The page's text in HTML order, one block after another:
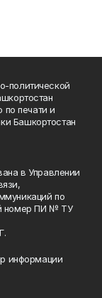
политической
по печати и
Башкортостан
в Управлении
по
номер ПИ № ТУ
информации